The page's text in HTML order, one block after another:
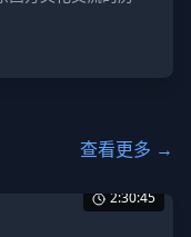
查看更多 →
2:30:45